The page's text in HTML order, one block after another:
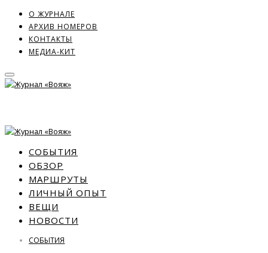
О ЖУРНАЛЕ
АРХИВ НОМЕРОВ
КОНТАКТЫ
МЕДИА-КИТ
СОБЫТИЯ
ОБЗОР
МАРШРУТЫ
ЛИЧНЫЙ ОПЫТ
ВЕЩИ
НОВОСТИ
СОБЫТИЯ